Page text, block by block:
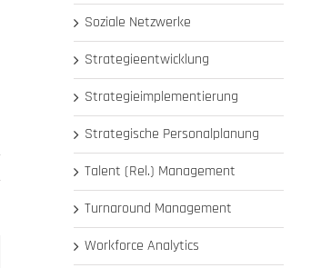
Soziale Netzwerke
Strategieentwicklung
Strategieimplementierung
Strategische Personalplanung
Talent (Rel.) Management
Turnaround Management
Workforce Analytics